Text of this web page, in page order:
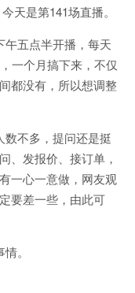
天是第141场直播。
五点半开播，每天
一个月搞下来，不仅
都没有，所以想调整
不多，提问还是挺
、发报价、接订单，
一心一意做，网友观
要差一些，由此可
。